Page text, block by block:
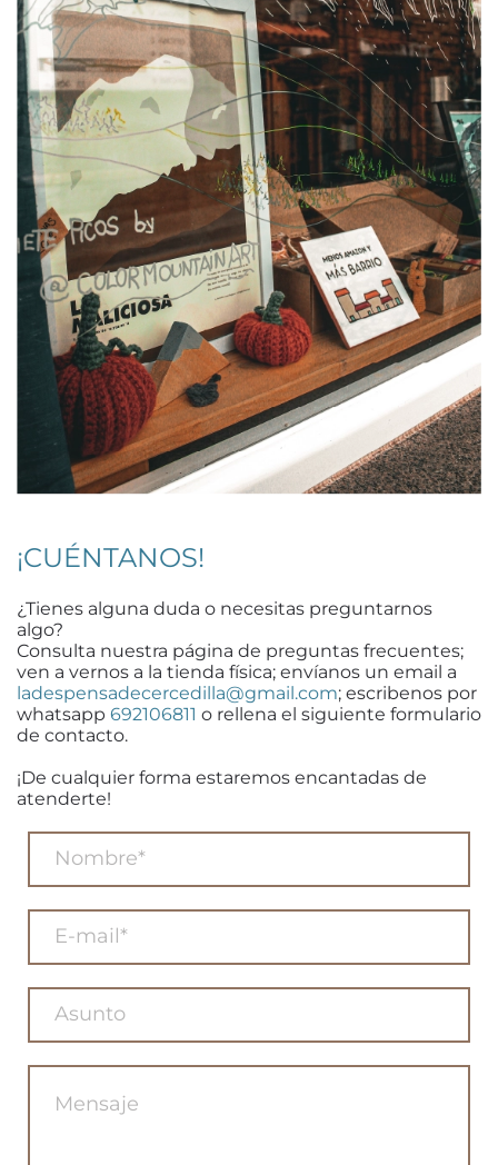
¡CUÉNTANOS!
¿Tienes alguna duda o necesitas preguntarnos
algo?
Consulta nuestra página de preguntas frecuentes;
ven a vernos a la tienda física; envíanos un email a
ladespensadecercedilla@gmail.com; escribenos por
whatsapp 692106811 o rellena el siguiente formulario
de contacto.
¡De cualquier forma estaremos encantadas de
atenderte!